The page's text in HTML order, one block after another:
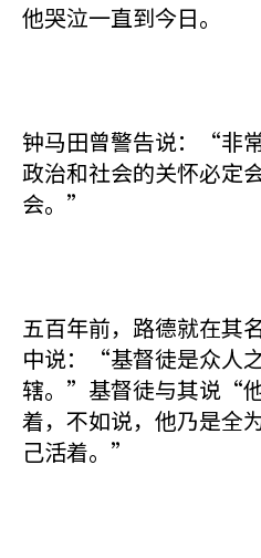
他哭泣一直到今日。
钟马田曾警告说：“非
政治和社会的关怀必定
会。”
五百年前，路德就在其
中说：“基督徒是众人
辖。”基督徒与其说“
着，不如说，他乃是全
己活着。”